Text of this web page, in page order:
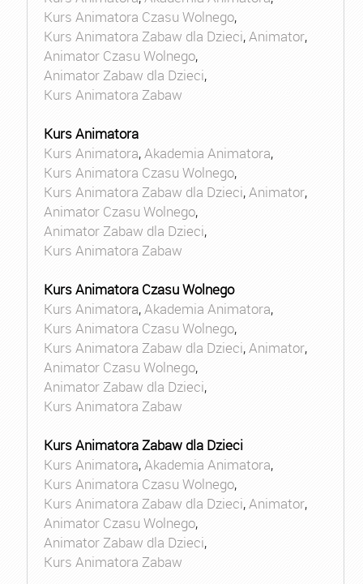
Kurs Animatora Czasu Wolnego,
Kurs Animatora Zabaw dla Dzieci,Animator,
Animator Czasu Wolnego,
Animator Zabaw dla Dzieci,
Kurs Animatora Zabaw
Kurs Animatora
Kurs Animatora,Akademia Animatora,
Kurs Animatora Czasu Wolnego,
Kurs Animatora Zabaw dla Dzieci,Animator,
Animator Czasu Wolnego,
Animator Zabaw dla Dzieci,
Kurs Animatora Zabaw
Kurs Animatora Czasu Wolnego
Kurs Animatora,Akademia Animatora,
Kurs Animatora Czasu Wolnego,
Kurs Animatora Zabaw dla Dzieci,Animator,
Animator Czasu Wolnego,
Animator Zabaw dla Dzieci,
Kurs Animatora Zabaw
Kurs Animatora Zabaw dla Dzieci
Kurs Animatora,Akademia Animatora,
Kurs Animatora Czasu Wolnego,
Kurs Animatora Zabaw dla Dzieci,Animator,
Animator Czasu Wolnego,
Animator Zabaw dla Dzieci,
Kurs Animatora Zabaw